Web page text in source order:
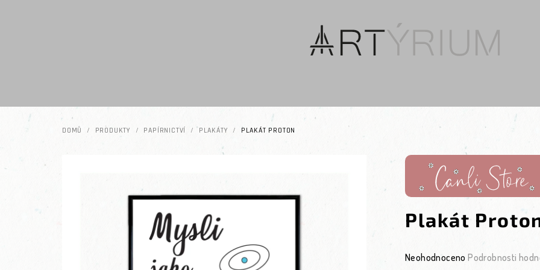
DOMŮ / PRODUKTY / PAPÍRNICTVÍ / PLAKÁTY / PLAKÁT PROTON
Plakát
Průměrné hodnocení produktu je
Neohodnoceno Podrobnosti